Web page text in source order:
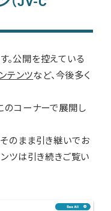
。公開を控えている
テンツなど、今後多く
のコーナーで展開し
のまま引き継いでお
ツは引き続きご覧い